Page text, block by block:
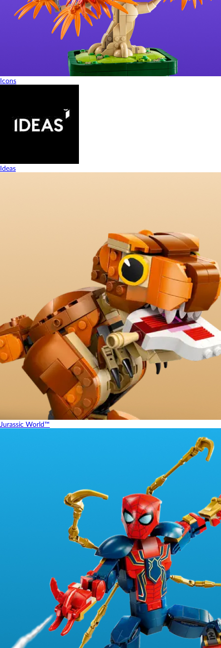
Icons
Ideas
Jurassic World™